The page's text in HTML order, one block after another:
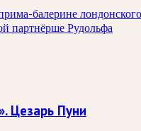
балерине лондонского
партнёрше Рудольфа
Цезарь Пуни